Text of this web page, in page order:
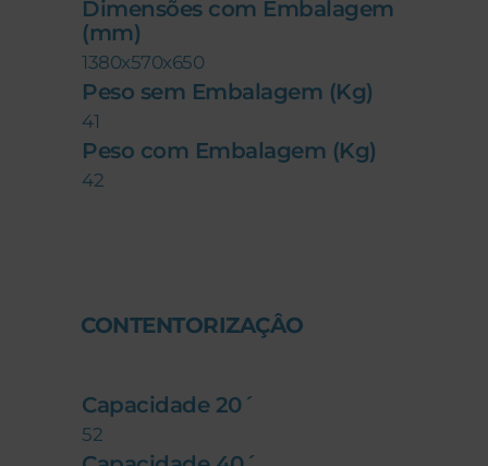
Dimensões com Embalagem
(mm)
1380x570x650
Peso sem Embalagem (Kg)
41
Peso com Embalagem (Kg)
42
CONTENTORIZAÇÂO
Capacidade 20´
52